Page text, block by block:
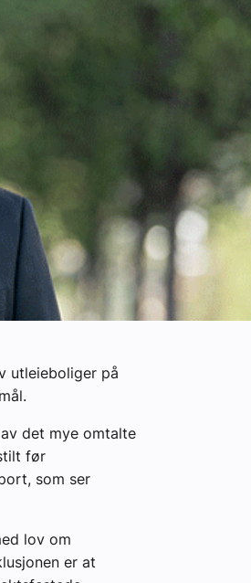
utleieboliger på
det mye omtalte
før
som ser
lov om
er at